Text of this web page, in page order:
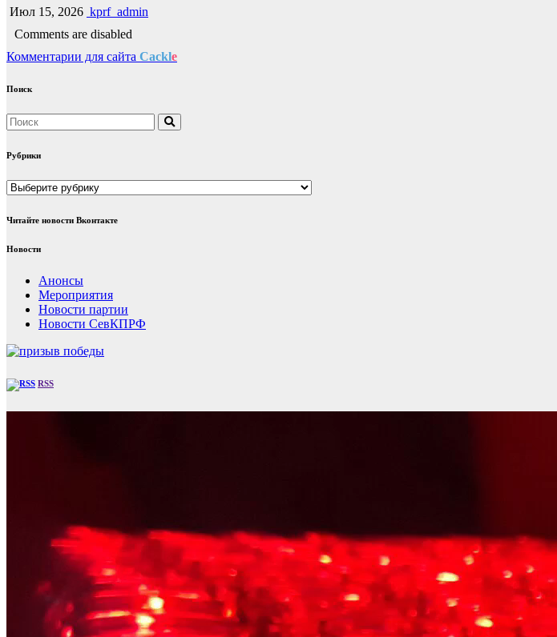
Июл 15, 2026 kprf_admin
Comments are disabled
Комментарии для сайта Cackle
Поиск
Рубрики
Рубрики
Читайте новости Вконтакте
Новости
Анонсы
Мероприятия
Новости партии
Новости СевКПРФ
RSS